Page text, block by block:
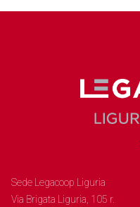
Sede Legacoop Liguria
Via Brigata Liguria, 105 r.